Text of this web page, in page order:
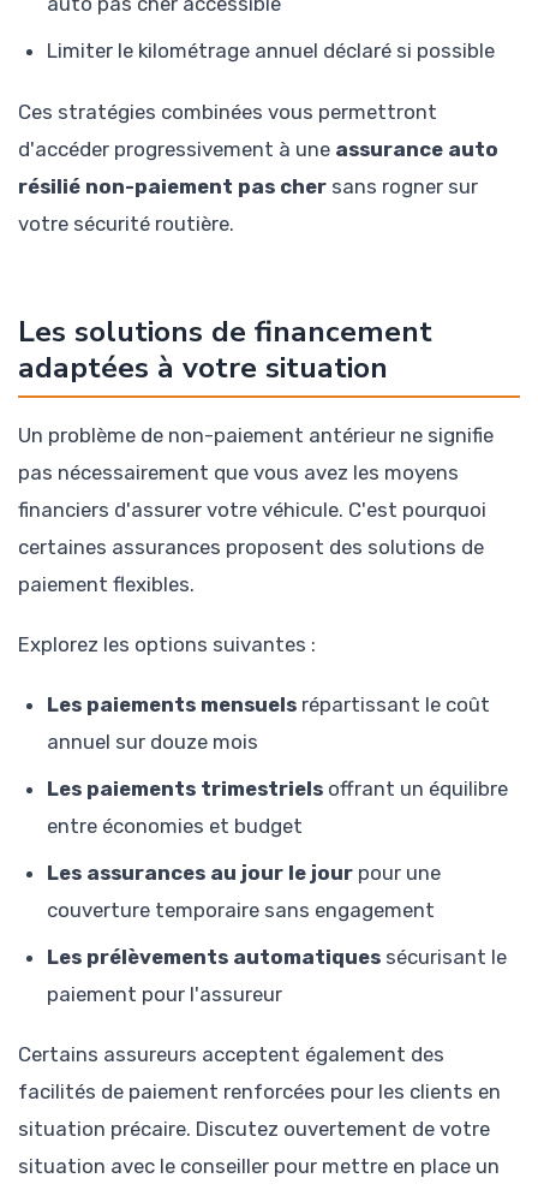
Limiter le kilométrage annuel déclaré si possible
Ces stratégies combinées vous permettront
d'accéder progressivement à une assurance auto
résilié non-paiement pas cher sans rogner sur
votre sécurité routière.
Les solutions de financement
adaptées à votre situation
Un problème de non-paiement antérieur ne signifie
pas nécessairement que vous avez les moyens
financiers d'assurer votre véhicule. C'est pourquoi
certaines assurances proposent des solutions de
paiement flexibles.
Explorez les options suivantes :
Les paiements mensuels répartissant le coût
annuel sur douze mois
Les paiements trimestriels offrant un équilibre
entre économies et budget
Les assurances au jour le jour pour une
couverture temporaire sans engagement
Les prélèvements automatiques sécurisant le
paiement pour l'assureur
Certains assureurs acceptent également des
facilités de paiement renforcées pour les clients en
situation précaire. Discutez ouvertement de votre
situation avec le conseiller pour mettre en place un